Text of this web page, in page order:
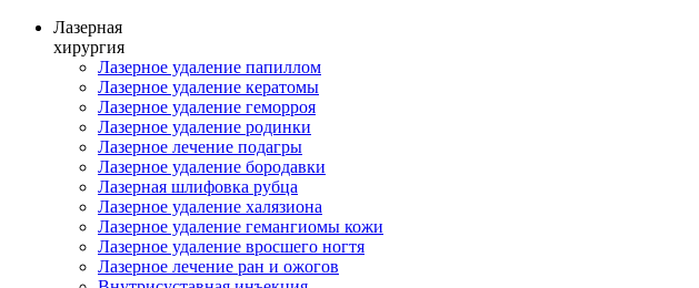
Лазерная
хирургия
Лазерное удаление папиллом
Лазерное удаление кератомы
Лазерное удаление геморроя
Лазерное удаление родинки
Лазерное лечение подагры
Лазерное удаление бородавки
Лазерная шлифовка рубца
Лазерное удаление халязиона
Лазерное удаление гемангиомы кожи
Лазерное удаление вросшего ногтя
Лазерное лечение ран и ожогов